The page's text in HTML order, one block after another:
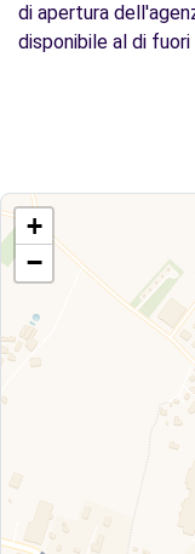
di apertura
disponibile al di fuori
+
−